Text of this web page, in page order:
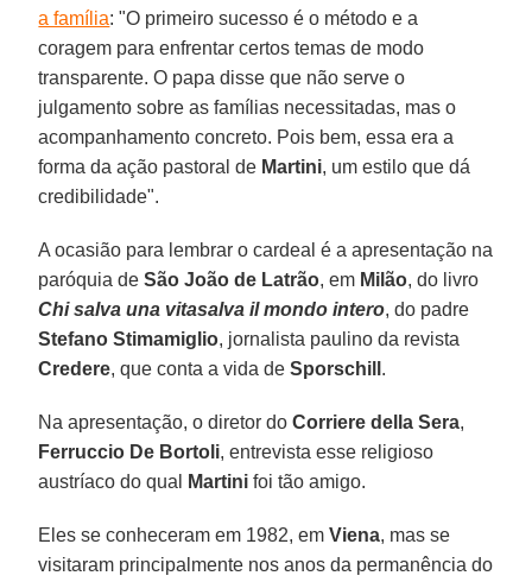
a família: "O primeiro sucesso é o método e a
coragem para enfrentar certos temas de modo
transparente. O papa disse que não serve o
julgamento sobre as famílias necessitadas, mas o
acompanhamento concreto. Pois bem, essa era a
forma da ação pastoral de Martini, um estilo que dá
credibilidade".
A ocasião para lembrar o cardeal é a apresentação na
paróquia deSão João de Latrão, em Milão, do livro
Chi salva una vitasalva il mondo intero, do padre
Stefano Stimamiglio, jornalista paulino da revista
Credere, que conta a vida deSporschill .
Na apresentação, o diretor doCorriere della Sera,
Ferruccio De Bortoli, entrevista esse religioso
austríaco do qual
Martini foi tão amigo.
Eles se conheceram em 1982, emViena, mas se
visitaram principalmente nos anos da permanência do